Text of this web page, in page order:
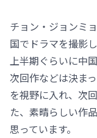
チョン・ジョンミ
国でドラマを撮影
上半期ぐらいに中
次回作などは決ま
を視野に入れ、次
た、素晴らしい作
思っています。